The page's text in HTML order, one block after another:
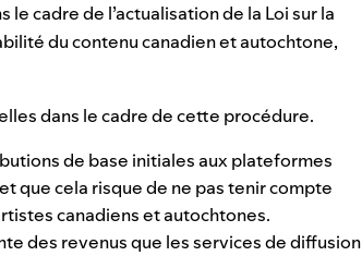
cadre de l’actualisation de la Loi sur la
du contenu canadien et autochtone,
dans le cadre de cette procédure.
de base initiales aux plateformes
que cela risque de ne pas tenir compte
canadiens et autochtones.
des revenus que les services de diffusion